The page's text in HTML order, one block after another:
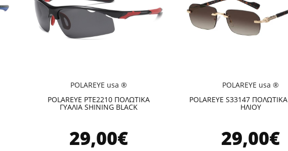
POLAREYE usa ®
POLAREYE PTE2210 ΠΟΛΩΤΙΚΑ
ΓΥΑΛΙΑ SHINING BLACK
29,00€
POLAREYE usa ®
POLAREYE S33147
ΗΛΙΟΥ
29,00€